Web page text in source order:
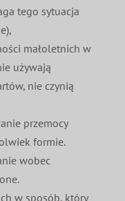
tego sytuacja
małoletnich w
używają
nie czynią
przemocy
formie.
wobec
w sposób, który